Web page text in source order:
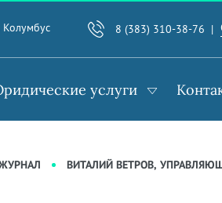
Колумбус 8 (383) 310-38-76
услуги
ВИТАЛИЙ ВЕТРОВ,